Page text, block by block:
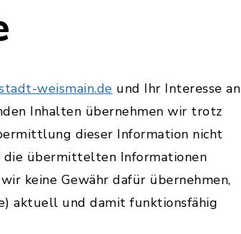
weismain.de und Ihr Interesse an
Inhalten übernehmen wir trotz
dieser Information nicht
übermittelten Informationen
keine Gewähr dafür übernehmen,
aktuell und damit funktionsfähig